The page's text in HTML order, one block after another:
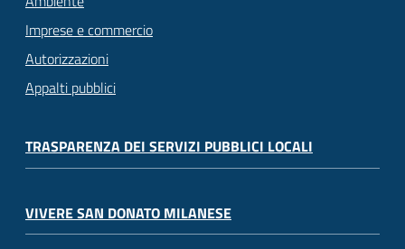
Imprese e commercio
Autorizzazioni
Appalti pubblici
TRASPARENZA DEI SERVIZI PUBBLICI LOCALI
VIVERE SAN DONATO MILANESE